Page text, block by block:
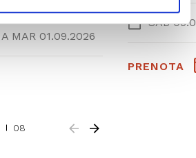
A MAR 01.09.2026
SAB
PRENOTA
08